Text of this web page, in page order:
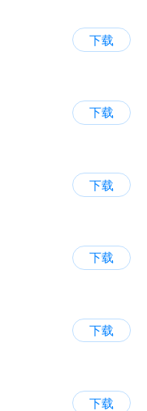
下载
下载
下载
下载
下载
下载